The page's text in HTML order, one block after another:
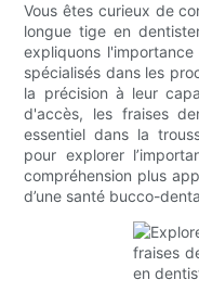
Vous êtes curieux de
longue tige en
expliquons
spécialisés dans les
la précision à leur
d'accès, les fraises
essentiel dans la
pour explorer
compréhension plus
d’une santé bucco-